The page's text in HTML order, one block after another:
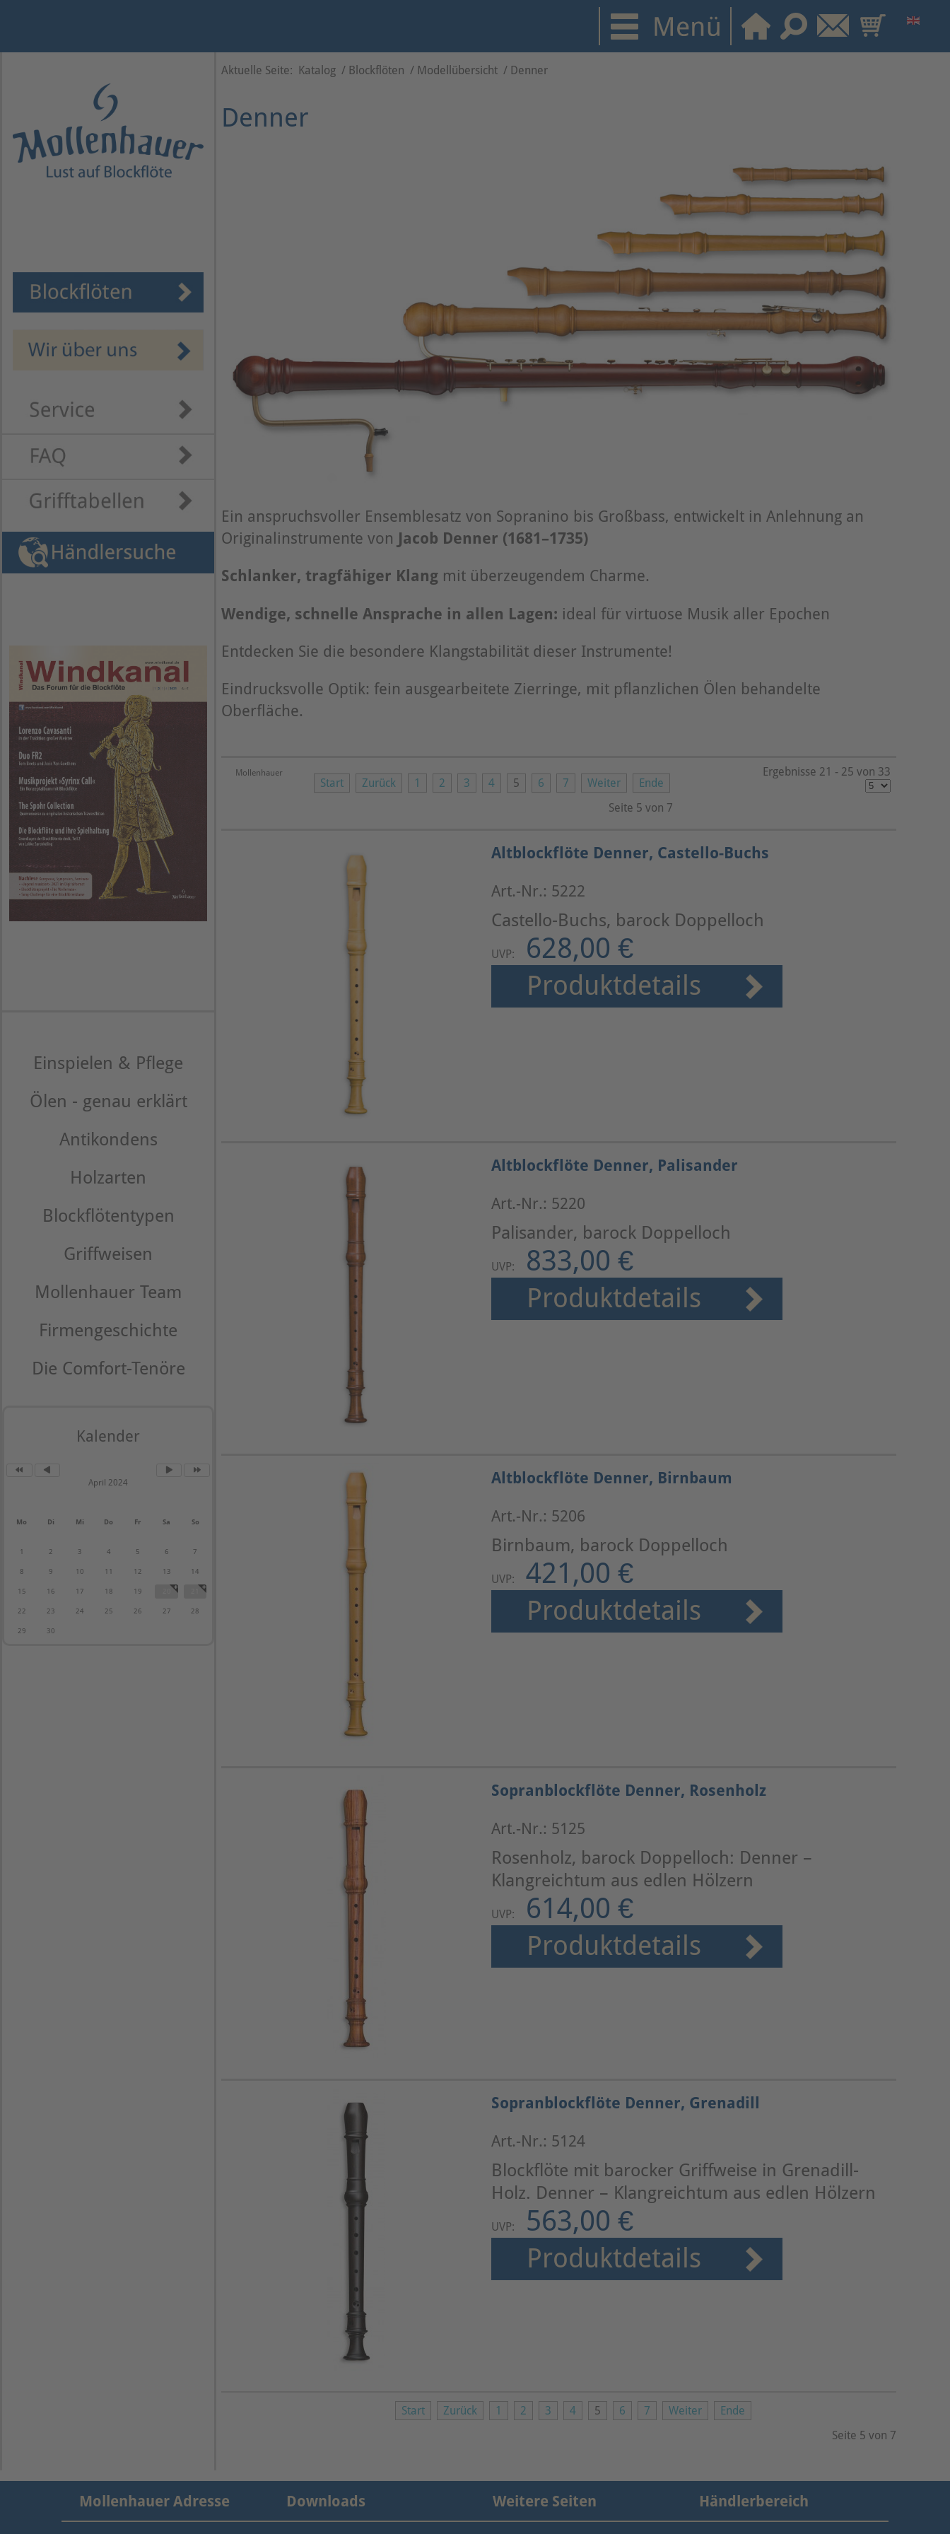
Einspielen & Pflege
Ölen - genau erklärt
Antikondens
Holzarten
Blockflötentypen
Griffweisen
Mollenhauer Team
Firmengeschichte
Die Comfort-Tenöre
Kalender
April 2024
Mo Di Mi Do Fr Sa So
1 2 3 4 5 6 7
8 9 10 11 12 13 14
15 16 17 18 19
22 23 24 25 26 27 28
29 30
Aktuelle Seite: Katalog / Blockflöten / Modellübersicht / Denner
Denner
Ein anspruchsvoller Ensemblesatz von Sopranino bis Großbass, entwickelt in Anlehnung an
Originalinstrumente von Jacob Denner (1681–1735)
Schlanker, tragfähiger Klang mit überzeugendem Charme.
Wendige, schnelle Ansprache in allen Lagen: ideal für virtuose Musik aller Epochen
Entdecken Sie die besondere Klangstabilität dieser Instrumente!
Eindrucksvolle Optik: fein ausgearbeitete Zierringe, mit pflanzlichen Ölen behandelte
Oberfläche.
Mollenhauer
Start Zurück 1 2 3 4 5 6 7 Weiter
Ende
Seite 5 von 7
Ergebnisse 21 - 25 von 33
Altblockflöte Denner, Castello-Buchs
Art.-Nr.: 5222
Castello-Buchs, barock Doppelloch
UVP: 628,00 €
Produktdetails
Altblockflöte Denner, Palisander
Art.-Nr.: 5220
Palisander, barock Doppelloch
UVP: 833,00 €
Produktdetails
Altblockflöte Denner, Birnbaum
Art.-Nr.: 5206
Birnbaum, barock Doppelloch
UVP: 421,00 €
Produktdetails
Sopranblockflöte Denner, Rosenholz
Art.-Nr.: 5125
Rosenholz, barock Doppelloch: Denner –
Klangreichtum aus edlen Hölzern
UVP: 614,00 €
Produktdetails
Sopranblockflöte Denner, Grenadill
Art.-Nr.: 5124
Blockflöte mit barocker Griffweise in Grenadill-
Holz. Denner – Klangreichtum aus edlen Hölzern
UVP: 563,00 €
Produktdetails
Start Zurück 1 2 3 4 5 6 7 Weiter
Ende
Seite 5 von 7
Mollenhauer Adresse Downloads Weitere Seiten Händlerbereich